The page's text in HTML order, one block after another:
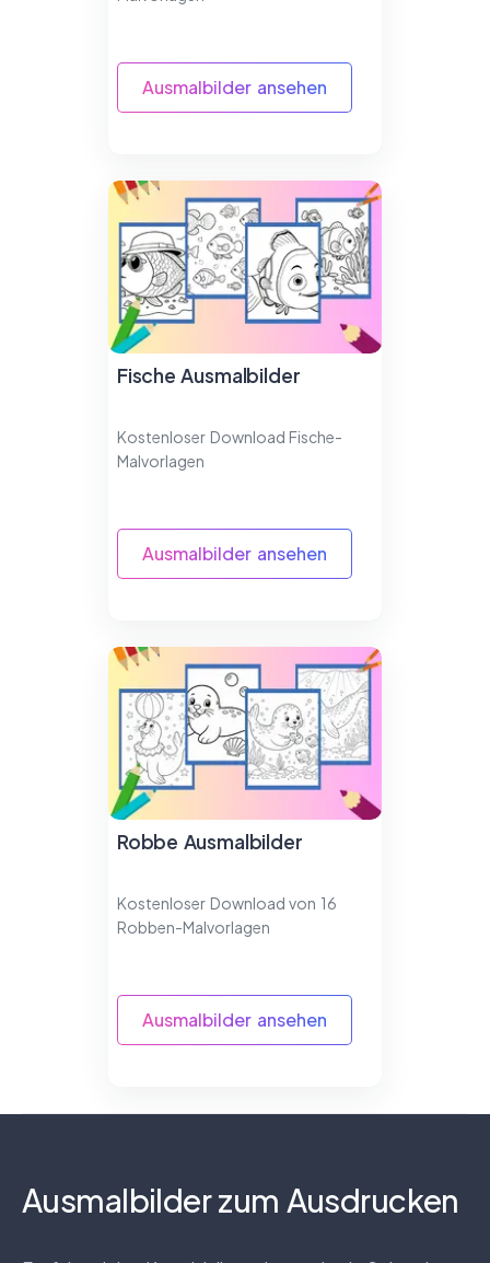
Ausmalbilder ansehen
Fische Ausmalbilder
Kostenloser Download Fische-
Malvorlagen
Ausmalbilder ansehen
Robbe Ausmalbilder
Kostenloser Download von 16
Robben-Malvorlagen
Ausmalbilder ansehen
Ausmalbilder zum Ausdrucken